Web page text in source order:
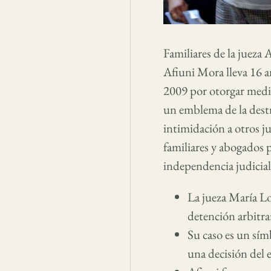
Familiares de la
Afiuni Mora lleva 16
2009 por otorgar
un emblema de la
intimidación a otros
familiares y
independencia
La jueza María
detención
Su caso es un
una decisión del